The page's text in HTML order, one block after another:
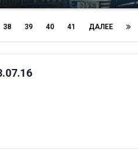
38 39 40 41 ДАЛЕЕ